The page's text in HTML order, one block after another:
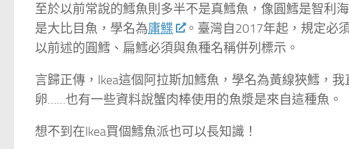
至於以前常說的鱈魚則多半不是真鱈魚，像圓鱈是智利
是大比目魚，學名為庸鰈 。臺灣自2017年起，規定必
以前述的圓鱈、扁鱈必須與魚種名稱併列標示。
言歸正傳，Ikea這個阿拉斯加鱈魚，學名為黃線狹鱈，
卵……也有一些資料說蟹肉棒使用的魚漿是來自這種魚。
想不到在Ikea買個鱈魚派也可以長知識！